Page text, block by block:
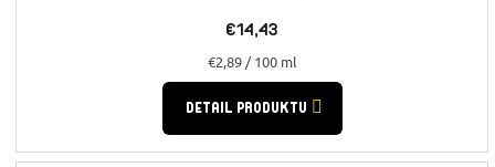
€14,43
Jednotková
cena:
€2,89 / 100 ml
DETAIL PRODUKTU